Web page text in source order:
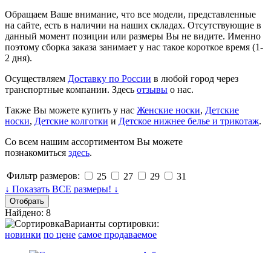
Обращаем Ваше внимание, что все модели, представленные
на сайте, есть в наличии на наших складах. Отсутствующие в
данный момент позиции или размеры Вы не видите. Именно
поэтому сборка заказа занимает у нас такое короткое время (1-
2 дня).
Осуществляем Доставку по России в любой город через
транспортные компании. Здесь отзывы о нас.
Также Вы можете купить у нас Женские носки, Детские
носки, Детские колготки и Детское нижнее белье и трикотаж.
Со всем нашим ассортиментом Вы можете
познакомиться здесь.
Фильтр размеров: 25 27 29
31
↓ Показать ВСЕ размеры! ↓
Найдено: 8
Варианты сортировки:
новинки по цене самое продаваемое